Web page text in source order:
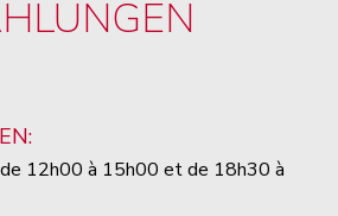
de 12h00 à 15h00 et de 18h30 à